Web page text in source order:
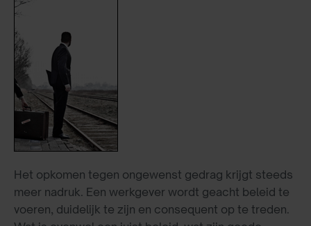
Het opkomen tegen ongewenst gedrag krijgt steeds
meer nadruk. Een werkgever wordt geacht beleid te
voeren, duidelijk te zijn en consequent op te treden.